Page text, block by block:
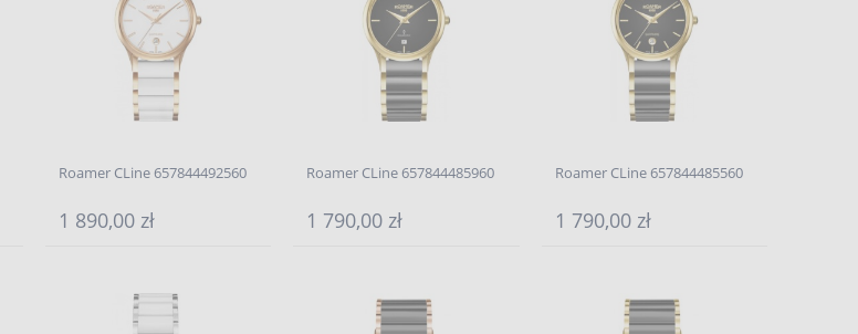
Roamer CLine 657844492560
1 890,00 zł
Roamer CLine 657844485960
1 790,00 zł
Roamer CLine 657844485560
1 790,00 zł